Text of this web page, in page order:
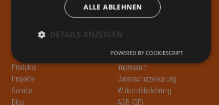
STENGEL
Produkte
Projekte
Service
Blog
RECHTLICHES
Impressum
Datenschutzerkärung
Widerrufsbelehrung
AGB (DE)
ALLE ABLEHNEN
DETAILS ANZEIGEN
Targeting
Funktionalität
Unklassifizierte
POWERED BY COOKIESCRIPT